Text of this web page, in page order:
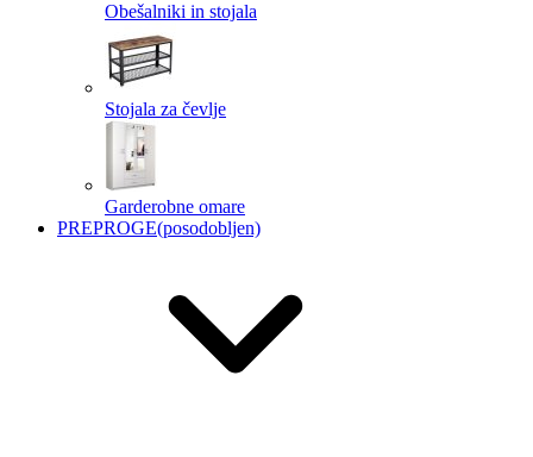
Obešalniki in stojala
Stojala za čevlje
Garderobne omare
PREPROGE(posodobljen)